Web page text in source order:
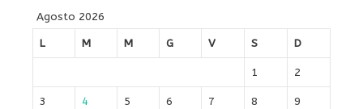
Agosto 2026
L
M M G V S D
1 2
3 4 5 6 7 8 9